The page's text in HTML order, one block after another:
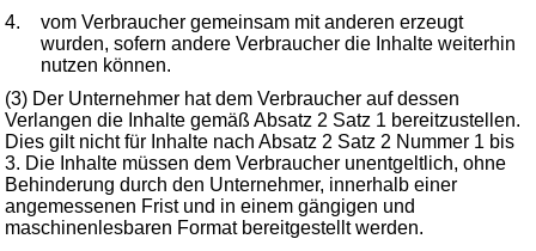
4.
vom Verbraucher gemeinsam mit anderen erzeugt
wurden, sofern andere Verbraucher die Inhalte weiterhin
nutzen können.
(3) Der Unternehmer hat dem Verbraucher auf dessen
Verlangen die Inhalte gemäß Absatz 2 Satz 1 bereitzustellen.
Dies gilt nicht für Inhalte nach Absatz 2 Satz 2 Nummer 1 bis
3. Die Inhalte müssen dem Verbraucher unentgeltlich, ohne
Behinderung durch den Unternehmer, innerhalb einer
angemessenen Frist und in einem gängigen und
maschinenlesbaren Format bereitgestellt werden.